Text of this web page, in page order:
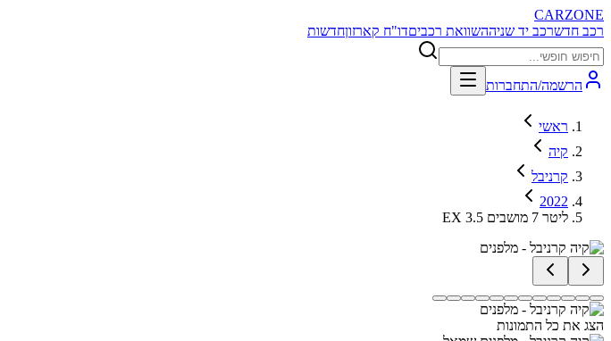
CARZONE
רכב חדשרכב יד שניההשוואת רכביםדו"ח קארזוןחדשות
הרשמה/התחברות
ראשי
קיה
קרניבל
2022
EX 3.5 ליטר 7 מושבים
הצג את כל התמונות